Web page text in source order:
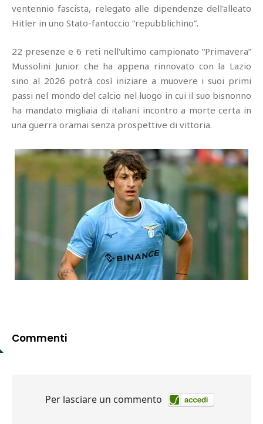
ventennio fascista, relegato alle dipendenze dell'alleato
Hitler in uno Stato-fantoccio “repubblichino”.
22 presenze e 6 reti nell'ultimo campionato “Primavera”
Mussolini Junior che ha appena rinnovato con la Lazio
sino al 2026 potrà così iniziare a muovere i suoi primi
passi nel mondo del calcio nel luogo in cui il suo bisnonno
ha mandato migliaia di italiani incontro a morte certa in
una guerra oramai senza prospettive di vittoria.
Commenti